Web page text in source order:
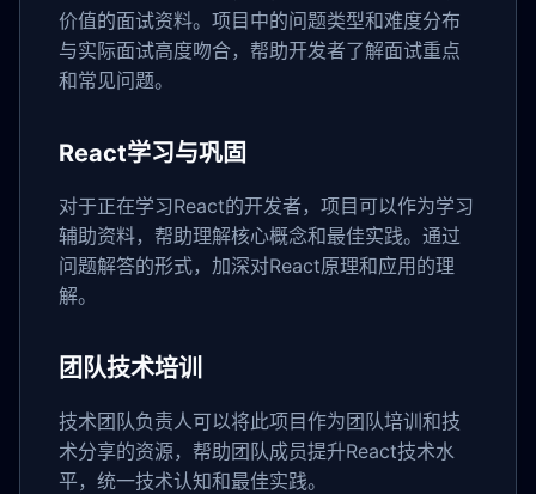
价值的面试资料。项目中的问题类型和难度分布
与实际面试高度吻合，帮助开发者了解面试重点
和常见问题。
React学习与巩固
对于正在学习React的开发者，项目可以作为学习
辅助资料，帮助理解核心概念和最佳实践。通过
问题解答的形式，加深对React原理和应用的理
解。
团队技术培训
技术团队负责人可以将此项目作为团队培训和技
术分享的资源，帮助团队成员提升React技术水
平，统一技术认知和最佳实践。